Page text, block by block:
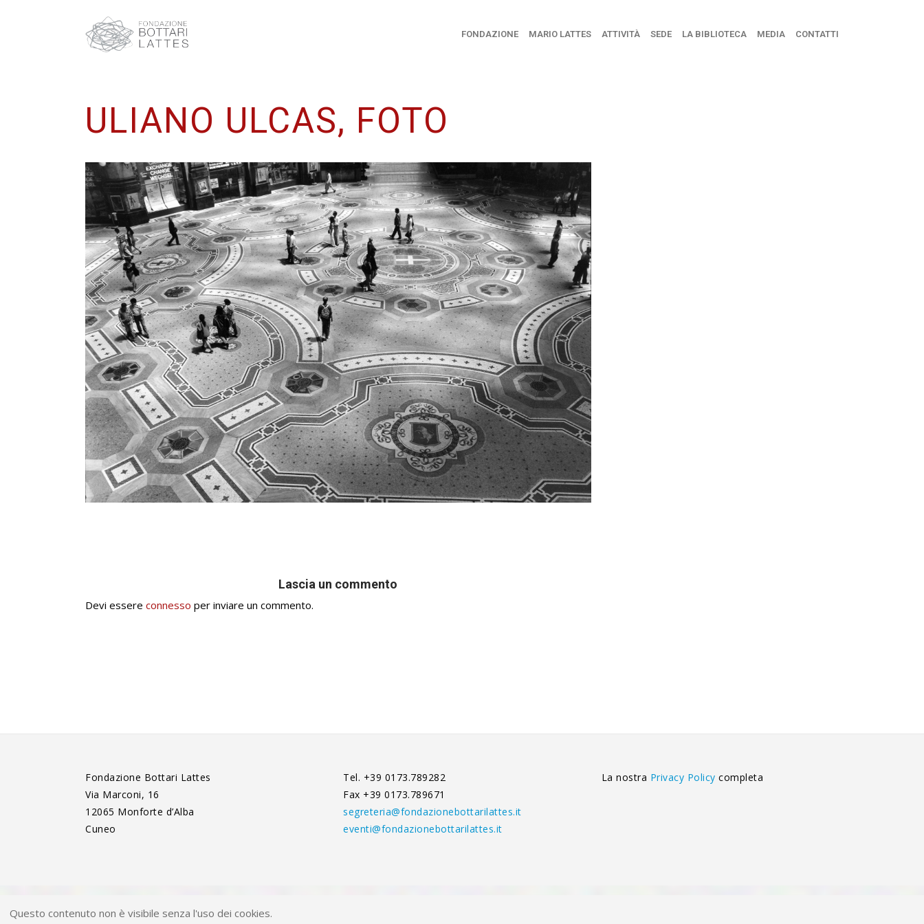
FONDAZIONE MARIO LATTES ATTIVITÀ SEDE LA BIBLIOTECA MEDIA CONTATTI
ULIANO ULCAS, FOTO
Lascia un commento
Devi essere connesso per inviare un commento.
Fondazione Bottari Lattes
Via Marconi, 16
12065 Monforte d’Alba
Cuneo
Tel. +39 0173.789282
Fax +39 0173.789671
segreteria@fondazionebottarilattes.it
eventi@fondazionebottarilattes.it
La nostra Privacy Policycompleta
Questo contenuto non è visibile senza l'uso dei cookies.